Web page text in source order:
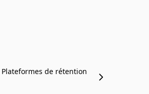
Plateformes de rétention